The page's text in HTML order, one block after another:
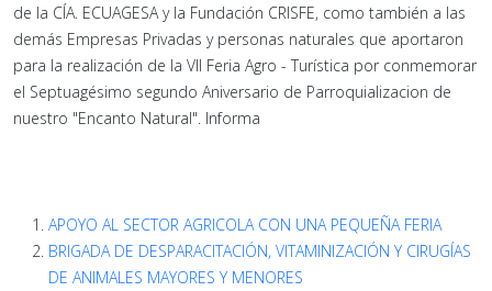
de la CÍA. ECUAGESA y la Fundación CRISFE, como también a las
demás Empresas Privadas y personas naturales que aportaron
para la realización de la VII Feria Agro - Turística por conmemorar
el Septuagésimo segundo Aniversario de Parroquializacion de
nuestro "Encanto Natural". Informa
APOYO AL SECTOR AGRICOLA CON UNA PEQUEÑA FERIA
BRIGADA DE DESPARACITACIÓN, VITAMINIZACIÓN Y CIRUGÍAS
DE ANIMALES MAYORES Y MENORES